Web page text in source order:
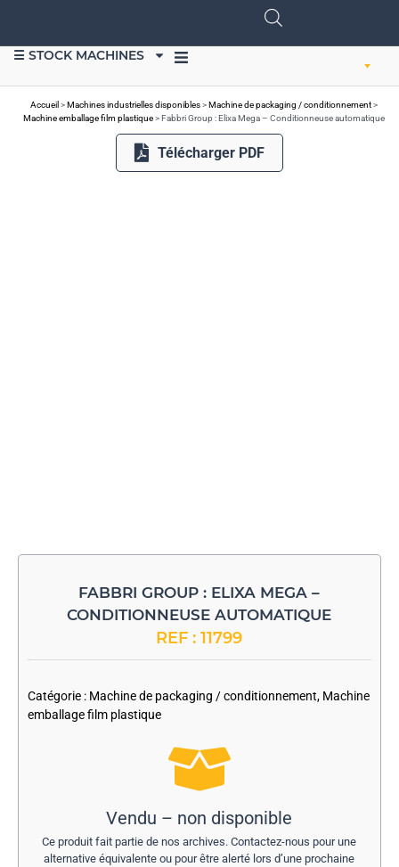
☰ STOCK MACHINES
Accueil >Machines industrielles disponibles>Machine de packaging / conditionnement>
Machine emballage film plastique>Fabbri Group : Elixa Mega – Conditionneuse automatique
Télécharger PDF
FABBRI GROUP : ELIXA MEGA –
CONDITIONNEUSE AUTOMATIQUE
REF : 11799
-
Catégorie : Machine de packaging / conditionnement, Machine
emballage film plastique
Vendu – non disponible
Ce produit fait partie de nos archives. Contactez-nous pour une
alternative équivalente ou pour être alerté lors d’une prochaine